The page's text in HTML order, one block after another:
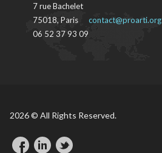
7 rue Bachelet
75018, Paris
06 52 37 93 09
contact@proarti.org
2026 © All Rights Reserved.